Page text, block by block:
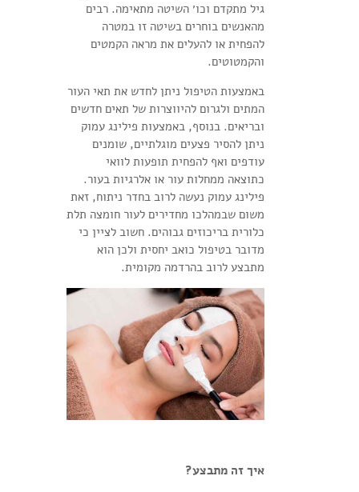
גיל מתקדם וכו׳ השיטה מתאימה. רבים
מהאנשים בוחרים בשיטה זו במטרה
להפחית או להעלים את מראה הקמטים
והקמטוטים.
באמצעות הטיפול ניתן לחדש את תאי העור
המתים ולגרום להיווצרות של תאים חדשים
ובריאים. בנוסף, באמצעות פילינג עמוק
ניתן להסיר פצעים מוגלתיים, שומנים
עודפים ואף להפחית תופעות לוואי
כתוצאה ממחלות עור או אלרגיות בעור.
פילינג עמוק נעשה לרוב בחדר ניתוח, זאת
משום שבמהלכו מחדירים לעור חומצה תלת
כלורית בריכוזים גבוהים. חשוב לציין כי
מדובר בטיפול כואב יחסית ולכן הוא
מתבצע לרוב בהרדמה מקומית.
איך זה מתבצע?